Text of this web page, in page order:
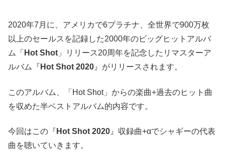
2020年7月に、アメリカで6プラチナ、全世界で900万枚
以上のセールスを記録した2000年のビッグヒットアルバ
ム「 Hot Shot 」リリース20周年を記念したリマスターア
ルバム『 Hot Shot 2020 』がリリースされます。
このアルバム、「Hot Shot」からの楽曲+過去のヒット曲
を収めた半ベストアルバム的内容です。
今回はこの『 Hot Shot 2020 』収録曲+αでシャギーの代表
曲を聴いていきます。